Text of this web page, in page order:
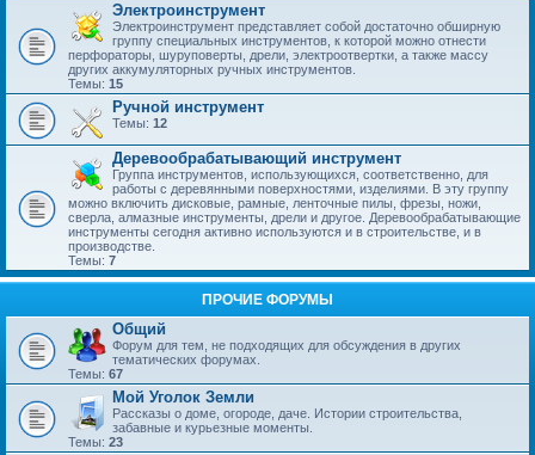
Электроинструмент
Электроинструмент представляет собой достаточно обширную
группу специальных инструментов, к которой можно отнести
перфораторы, шуруповерты, дрели, электроотвертки, а также массу
других аккумуляторных ручных инструментов.
Темы: 15
Ручной инструмент
Темы: 12
Деревообрабатывающий инструмент
Группа инструментов, использующихся, соответственно, для
работы с деревянными поверхностями, изделиями. В эту группу
можно включить дисковые, рамные, ленточные пилы, фрезы, ножи,
сверла, алмазные инструменты, дрели и другое. Деревообрабатывающие
инструменты сегодня активно используются и в строительстве, и в
производстве.
Темы: 7
ПРОЧИЕ ФОРУМЫ
Общий
Форум для тем, не подходящих для обсуждения в других
тематических форумах.
Темы: 67
Мой Уголок Земли
Рассказы о доме, огороде, даче. Истории строительства,
забавные и курьезные моменты.
Темы: 23